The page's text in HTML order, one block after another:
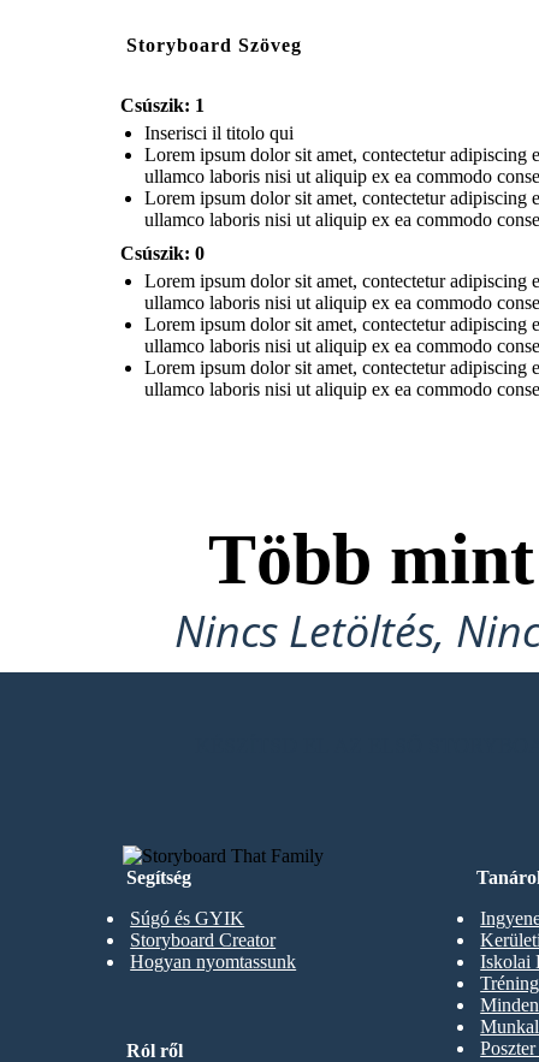
Storyboard Szöveg
Csúszik: 1
Inserisci il titolo qui
Lorem ipsum dolor sit amet, contectetur adipiscing
ullamco laboris nisi ut aliquip ex ea commodo
Lorem ipsum dolor sit amet, contectetur adipiscing
ullamco laboris nisi ut aliquip ex ea commodo
Csúszik: 0
Lorem ipsum dolor sit amet, contectetur adipiscing
ullamco laboris nisi ut aliquip ex ea commodo
Lorem ipsum dolor sit amet, contectetur adipiscing
ullamco laboris nisi ut aliquip ex ea commodo
Lorem ipsum dolor sit amet, contectetur adipiscing
ullamco laboris nisi ut aliquip ex ea commodo
Több
Nincs Letöltés,
Segítség
Súgó és GYIK
Storyboard Creator
Hogyan nyomtassunk
Iskolai
Ról ről